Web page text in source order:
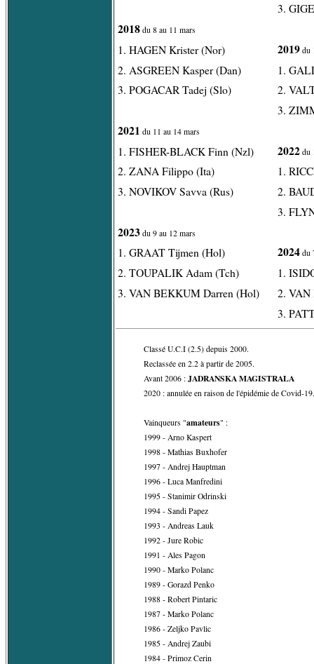
2018 du 8 au 11 mars
1. HAGEN Krister (Nor)
2. ASGREEN Kasper (Dan)
3. POGACAR Tadej (Slo)
2021 du 11 au 14 mars
1. FISHER-BLACK Finn (Nzl)
2. ZANA Filippo (Ita)
3. NOVIKOV Savva (Rus)
2023 du 9 au 12 mars
1. GRAAT Tijmen (Hol)
2. TOUPALIK Adam (Tch)
3. VAN BEKKUM Darren (Hol)
3.
2019 du
1.
2.
3.
2022 du
1.
2.
3.
2024 du
1.
2. VAN
3.
Classé U.C.I (2.5) depuis 2000.
Reclassée en 2.2 à partir de 2005.
Avant 2006 : JADRANSKA MAGISTRALA
2020 : annulée en raison de l'épidémie de Covid-19.
Vainqueurs "amateurs" :
1999 - Arno Kaspert
1998 - Mathias Buxhofer
1997 - Andrej Hauptman
1996 - Luca Manfredini
1995 - Stanimir Odrinski
1994 - Sandi Papez
1993 - Andreas Lauk
1992 - Jure Robic
1991 - Ales Pagon
1990 - Marko Polanc
1989 - Gorazd Penko
1988 - Robert Pintaric
1987 - Marko Polanc
1986 - Zeljko Pavlic
1985 - Andrej Zaubi
1984 - Primoz Cerin